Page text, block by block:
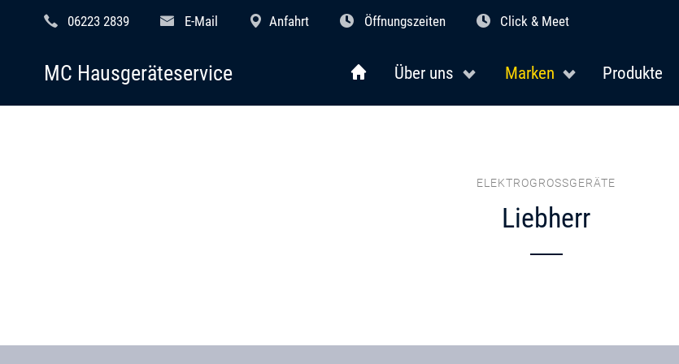
06223 2839 E-Mail Anfahrt Öffnungszeiten Click & Meet
Über uns Marken Produkte
MC Hausgeräteservice
ELEKTROGROSSGERÄTE
Liebherr